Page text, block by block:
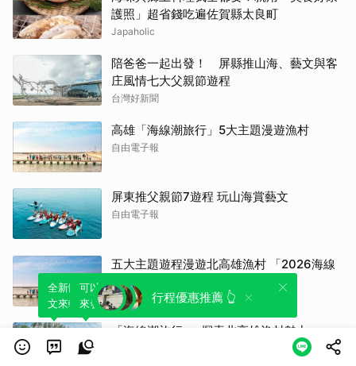
護照」超省錢吃遍佐賀縣太良町
Japaholic
陪爸爸一起出發！ 屏縣推山海、藝文與客
庄風情七大父親節遊程
台灣好新聞
高雄「海線潮旅行」5大主題漫遊漁村
自由電子報
屏東推父親節7遊程 玩山海賞藝文
自由電子報
五大主題遊程漫遊北高雄漁村 「2026海線
潮旅行」開放報名
Newtalk
「海線潮旅行」 探索北高雄漁村魅力
行程優惠推薦 👆
全新體驗！一鍵引用此內容，透過發布貼
文來輕鬆表達個人立場。
可以轉發或引用此內容至自己的貼文中，
來發表您的評論或觀點。